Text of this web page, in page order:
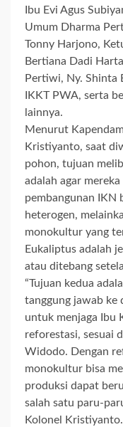
Ibu Evi Agus
Umum Dharma
Tonny Harjono,
Bertiana Dadi
Pertiwi, Ny. Shinta
IKKT PWA, serta
lainnya.
Menurut
Kristiyanto, saat
pohon, tujuan
adalah agar
pembangunan IKN
heterogen,
monokultur yang
Eukaliptus adalah
atau ditebang
“Tujuan kedua
tanggung jawab ke
untuk menjaga Ibu
reforestasi, sesuai
Widodo. Dengan
monokultur bisa
produksi dapat
salah satu paru-
Kolonel Kristiyanto.